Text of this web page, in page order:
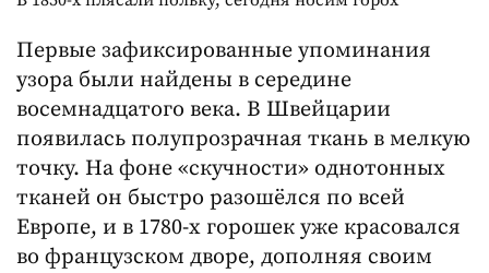
Первые зафиксированные упоминания
узора были найдены в середине
восемнадцатого века. В Швейцарии
появилась полупрозрачная ткань в мелкую
точку. На фоне «скучности» однотонных
тканей он быстро разошёлся по всей
Европе, и в 1780-х горошек уже красовался
во французском дворе, дополняя своим